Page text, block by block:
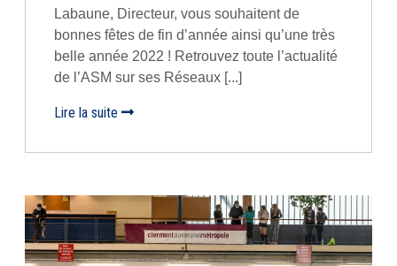
Labaune, Directeur, vous souhaitent de
bonnes fêtes de fin d’année ainsi qu’une très
belle année 2022 ! Retrouvez toute l’actualité
de l’ASM sur ses Réseaux [...]
Lire la suite